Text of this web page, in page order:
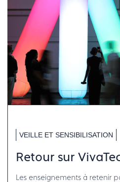
VEILLE ET SENSIBILISATION
Retour sur
Les enseignements à retenir